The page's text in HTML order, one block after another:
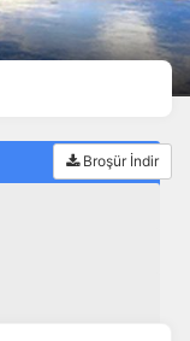
Broşür İndir